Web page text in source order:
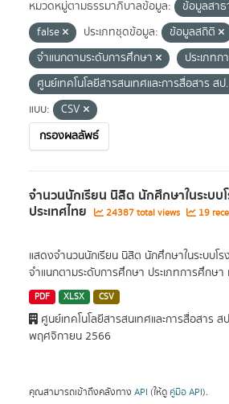
หมวดหมู่ตามธรรมาภิบาลข้อมูล: ข้อมูลสา
false
ประเภทชุดข้อมูล: ข้อมูลสถิติ
จำแนกตามระดับการศึกษา
ประเภท
ศูนย์เทคโนโลยีสารสนเทศและการสื่อสาร ส
แบบ:
CSV
กรองผลลัพธ์
จำนวนนักเรียน นิสิต นักศึกษาในระบบ
ประเทศไทย 24387 total views 19
แสดงจำนวนนักเรียน นิสิต นักศึกษาในระบบโร
จำแนกตามระดับการศึกษา ประเภทการศึกษา
PDF XLSX CSV
ศูนย์เทคโนโลยีสารสนเทศและการสื่อสาร
พฤศจิกายน 2566
คุณสามารถเข้าถึงคลังทาง API (ให้ดู คู่มือ API).